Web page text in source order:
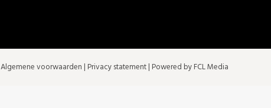
Algemene voorwaarden | Privacy statement| Powered by FCL Media